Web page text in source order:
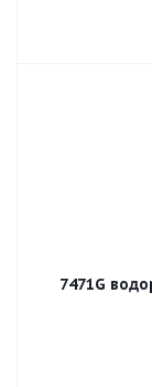
7471G